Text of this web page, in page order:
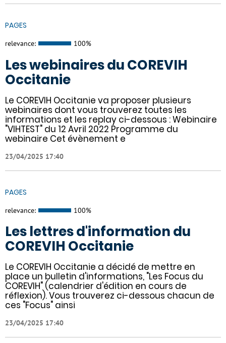
PAGES
relevance: 100%
Les webinaires du COREVIH
Occitanie
Le COREVIH Occitanie va proposer plusieurs
webinaires dont vous trouverez toutes les
informations et les replay ci-dessous : Webinaire
"VIHTEST" du 12 Avril 2022 Programme du
webinaire Cet évènement e
23/04/2025 17:40
PAGES
relevance: 100%
Les lettres d'information du
COREVIH Occitanie
Le COREVIH Occitanie a décidé de mettre en
place un bulletin d'informations, "Les Focus du
COREVIH" (calendrier d'édition en cours de
réflexion). Vous trouverez ci-dessous chacun de
ces "Focus" ainsi
23/04/2025 17:40